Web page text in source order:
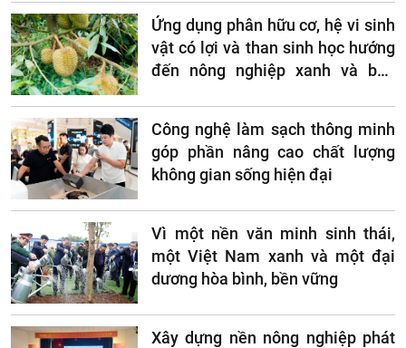
Ứng dụng phân hữu cơ, hệ vi sinh
vật có lợi và than sinh học hướng
đến nông nghiệp xanh và bền
Công nghệ làm sạch thông minh
góp phần nâng cao chất lượng
không gian sống hiện đại
Vì một nền văn minh sinh thái,
một Việt Nam xanh và một đại
dương hòa bình, bền vững
Xây dựng nền nông nghiệp phát